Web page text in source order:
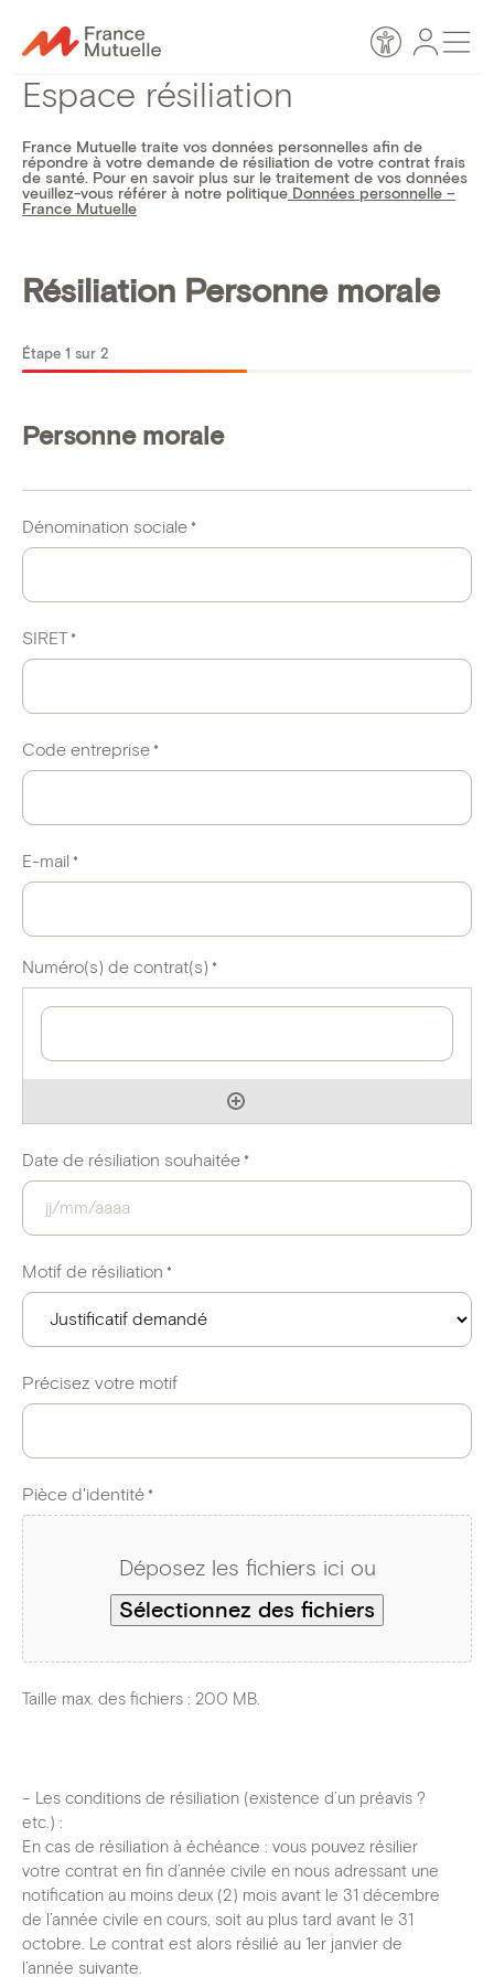
au
contenu
Accessibilité
Espace
Espace résiliation
France Mutuelle traite vos données personnelles afin de
répondre à votre demande de résiliation de votre contrat frais
de santé. Pour en savoir plus sur le traitement de vos données
veuillez-vous référer à notre politique Données personnelle –
France Mutuelle
Résiliation Personne morale
Étape 1 sur 2
Personne morale
Dénomination sociale *
SIRET *
Code entreprise *
E-mail *
Numéro(s) de contrat(s) *
Date de résiliation souhaitée *
JJ
MM
slash
AAAA
Motif de résiliation *
Précisez votre motif
Pièce d'identité *
Déposez les fichiers ici ou
Sélectionnez des fichiers
Taille max. des fichiers : 200 MB.
– Les conditions de résiliation (existence d’un préavis ?
etc.) :
En cas de résiliation à échéance : vous pouvez résilier
votre contrat en fin d’année civile en nous adressant une
notification au moins deux (2) mois avant le 31 décembre
de l’année civile en cours, soit au plus tard avant le 31
octobre. Le contrat est alors résilié au 1er janvier de
l’année suivante.